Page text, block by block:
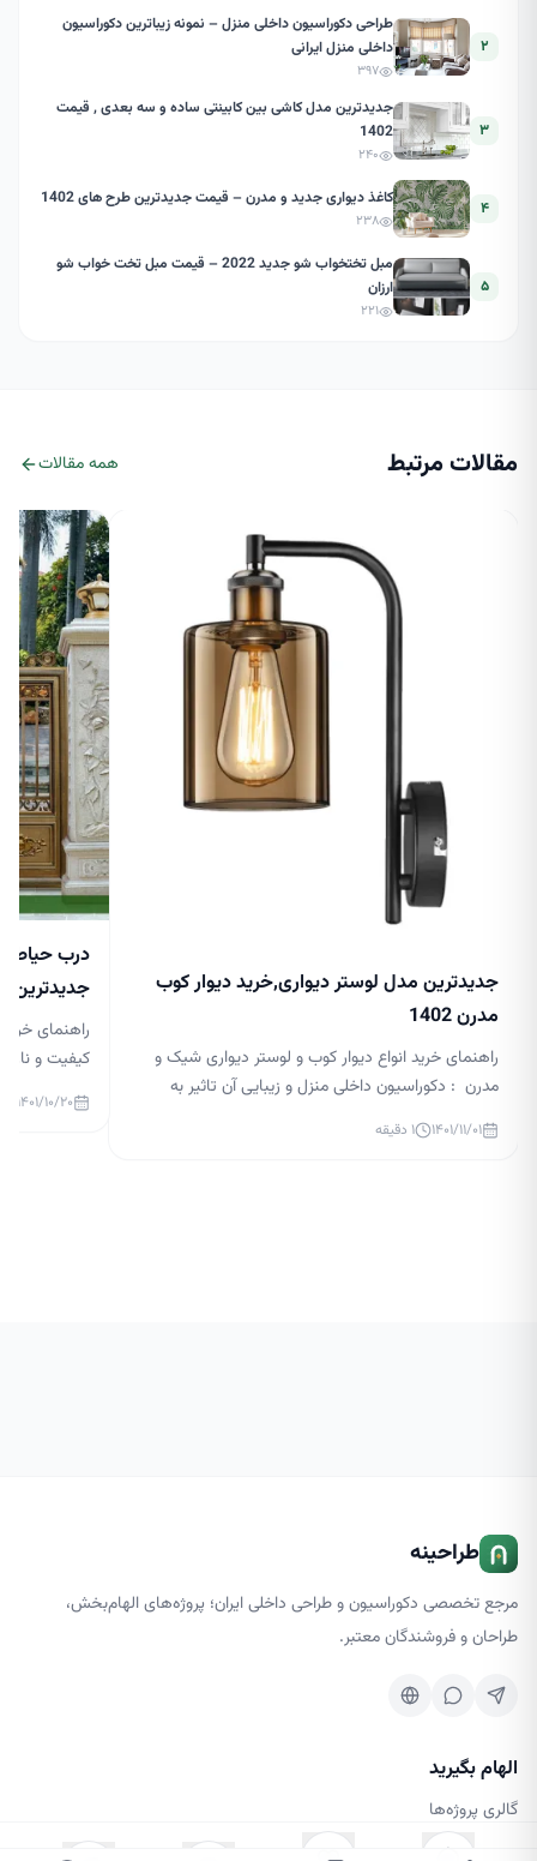
۲
طراحی دکوراسیون داخلی منزل – نمونه زیباترین دکوراسیون
داخلی منزل ایرانی
۳۹۷
۳
جدیدترین مدل کاشی بین کابینتی ساده و سه بعدی , قیمت
1402
۲۴۰
۴ کاغذ دیواری جدید و مدرن – قیمت جدیدترین طرح های 1402
۲۳۸
۵
مبل تختخواب شو جدید 2022 – قیمت مبل تخت خواب شو
ارزان
۲۲۱
مقالات مرتبط همه مقالات
جدیدترین مدل لوستر دیواری,خرید دیوار کوب
مدرن 1402
راهنمای خرید انواع دیوار کوب و لوستر دیواری شیک و
مدرن : دکوراسیون داخلی منزل و زیبایی آن تاثیر به
سزایی در آرامش افراد آن دارد. نورپردازی در دکوراسیون
داخلی بسیار مهم است و می تواند زیبایی منزل شما را
۱۴۰۱/۱۱/۰۱ ۱ دقیقه
درب حیاط
جدیدترین
راهنمای
کیفیت و
درب حیاط
گذار بر
۱۴۰۱/۱۰/۲۰
طراحینه
مرجع تخصصی دکوراسیون و طراحی داخلی ایران؛ پروژه‌های الهام‌بخش،
طراحان و فروشندگان معتبر.
الهام بگیرید
گالری پروژه‌ها
کسب‌وکارها